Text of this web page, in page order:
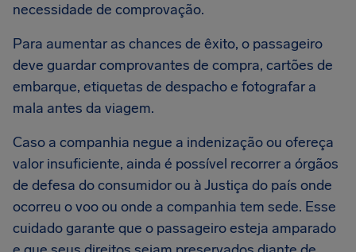
necessidade de comprovação.
Para aumentar as chances de êxito, o passageiro
deve guardar comprovantes de compra, cartões de
embarque, etiquetas de despacho e fotografar a
mala antes da viagem.
Caso a companhia negue a indenização ou ofereça
valor insuficiente, ainda é possível recorrer a órgãos
de defesa do consumidor ou à Justiça do país onde
ocorreu o voo ou onde a companhia tem sede. Esse
cuidado garante que o passageiro esteja amparado